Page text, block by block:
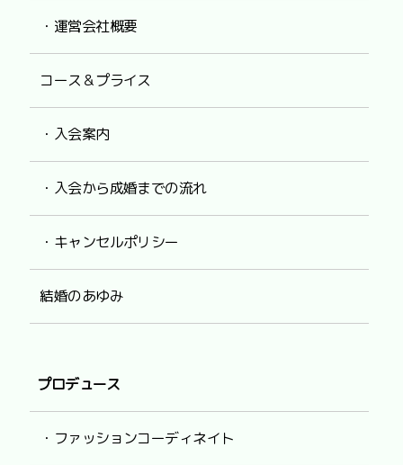
・運営会社概要
コース＆プライス
・入会案内
・入会から成婚までの流れ
・キャンセルポリシー
結婚のあゆみ
プロデュース
・ファッションコーディネイト